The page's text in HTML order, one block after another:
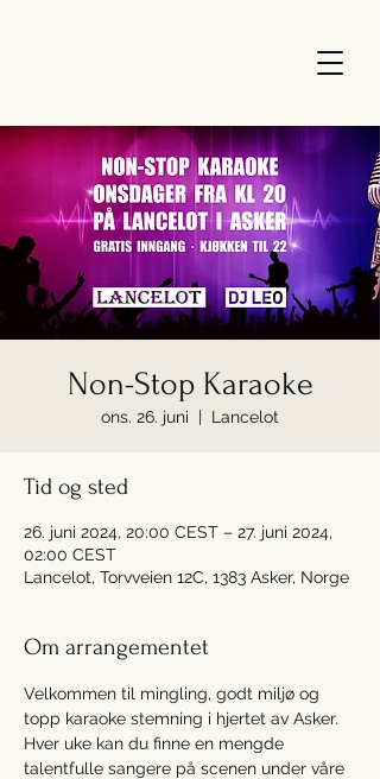
Non-Stop Karaoke
ons. 26. juni
  |
Lancelot
Tid og sted
26. juni 2024, 20:00 CEST – 27. juni 2024,
02:00 CEST
Lancelot, Torvveien 12C, 1383 Asker, Norge
Om arrangementet
Velkommen til mingling, godt miljø og
topp karaoke stemning i hjertet av Asker.
Hver uke kan du finne en mengde
talentfulle sangere på scenen under våre